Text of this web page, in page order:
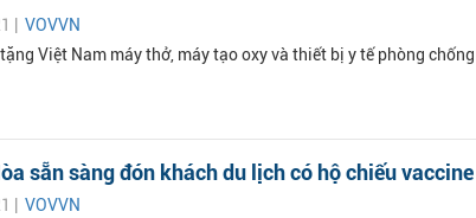
| VOVVN
Việt Nam máy thở, máy tạo oxy và thiết bị y tế phòng chống
sẵn sàng đón khách du lịch có hộ chiếu vaccine
| VOVVN